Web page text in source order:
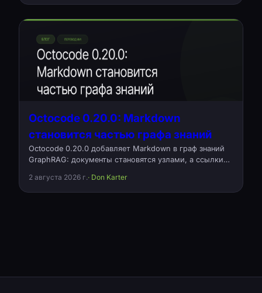
ушедшего запроса с его стоимостью. Открытый код,
Octocode 0.20.0: Markdown
становится частью графа знаний
Octocode 0.20.0 добавляет Markdown в граф знаний
GraphRAG: документы становятся узлами, а ссылки
В релиз также вошло исправление незаметно
пропадавших связей в крупных проектах и двукратное
2 августа 2026 г.· Don Karter